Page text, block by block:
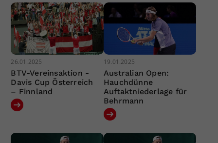
26.01.2025
BTV-Vereinsaktion -
Davis Cup Österreich
– Finnland
19.01.2025
Australian Open:
Hauchdünne
Auftaktniederlage für
Behrmann